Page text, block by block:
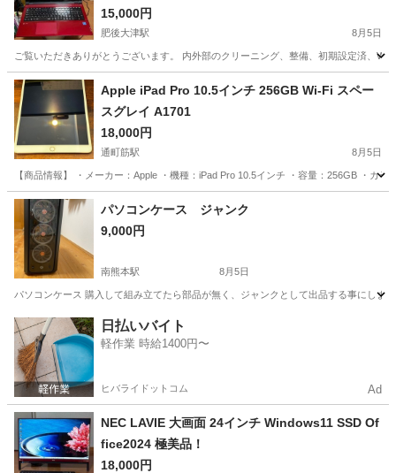
15,000円
肥後大津駅 8月5日
ご覧いただきありがとうございます。 内外部のクリーニング、整備、初期設定済、
熊本 菊池郡 ノートパソコン
Apple iPad Pro 10.5インチ 256GB Wi-Fi スペー
スグレイ A1701
18,000円
通町筋駅 8月5日
【商品情報】 ・メーカー：Apple ・機種：iPad Pro 10.5インチ ・容量：256GB ・カ
熊本 熊本市 通町筋駅 ノートパソコン
パソコンケース ジャンク
9,000円
南熊本駅 8月5日
パソコンケース 購入して組み立てたら部品が無く、ジャンクとして出品する事にし
熊本 熊本市 南熊本駅 パソコン
日払いバイト
軽作業 時給1400円〜
ヒバライドットコム Ad
NEC LAVIE 大画面 24インチ Windows11 SSD Of
fice2024 極美品！
18,000円